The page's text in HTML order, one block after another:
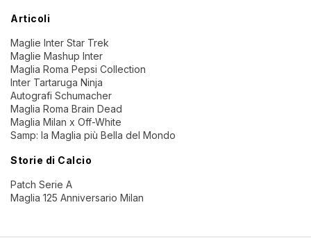
Articoli
Maglie Inter Star Trek
Maglie Mashup Inter
Maglia Roma Pepsi Collection
Inter Tartaruga Ninja
Autografi Schumacher
Maglia Roma Brain Dead
Maglia Milan x Off-White
Samp: la Maglia più Bella del Mondo
Storie di Calcio
Patch Serie A
Maglia 125 Anniversario Milan